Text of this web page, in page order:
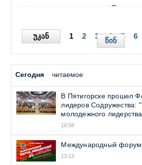
→
უკან 1 2 3 4 5 6
წინ
Сегодня читаемое
В Пятигорске прошел
лидеров Содружества:
молодежного
19:58
Международный форум
13:13